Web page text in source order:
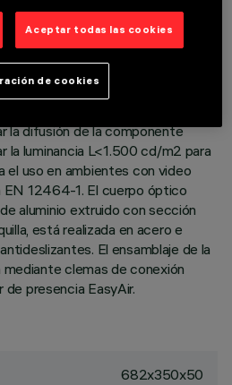
flujo lumínico 34% down light,
con perfiles laterales de aluminio
de cierre en aluminio fundido a
mediante reflectores de
de policarbonato incorpora
la difusión de la componente
la luminancia L<1.500 cd/m2 para
el uso en ambientes con video
EN 12464-1. El cuerpo óptico
aluminio extruido con sección
está realizada en acero e
El ensamblaje de la
mediante clemas de conexión
presencia EasyAir.
682x350x50
Aceptar todas las cookies
de cookies